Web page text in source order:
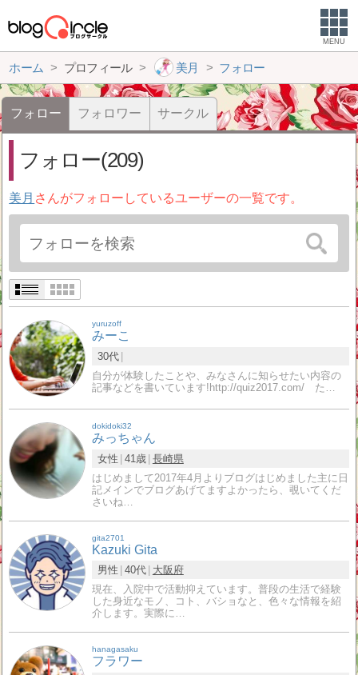
MENU
ホーム プロフィール 美月 フォロー
フォロー フォロワー サークル
フォロー(209)
美月 さんがフォローしているユーザーの一覧です。
yuruzoff
みーこ
30代
自分が体験したことや、みなさんに知らせたい内容の
記事などを書いています!http://quiz2017.com/ た…
dokidoki32
みっちゃん
女性 41歳 長崎県
はじめまして2017年4月よりブログはじめました主に日
記メインでブログあげてますよかったら、覗いてくだ
さいね…
gita2701
Kazuki Gita
男性 40代
大阪府
現在、入院中で活動抑えています。普段の生活で経験
した身近なモノ、コト、バショなと、色々な情報を紹
介します。実際に…
hanagasaku
フラワー